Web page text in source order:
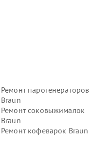
Ремонт парогенераторов
Braun
Ремонт соковыжималок
Braun
Ремонт кофеварок Braun